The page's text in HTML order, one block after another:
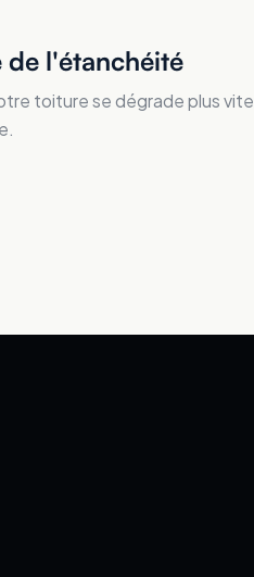
de l'étanchéité
toiture se dégrade plus vite